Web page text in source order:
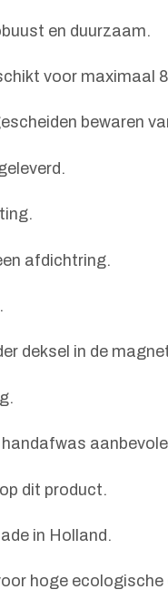
en duurzaam.
voor maximaal
bewaren
afdichtring.
deksel in de
dit product.
in Holland.
hoge